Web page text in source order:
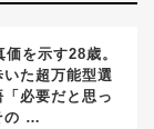
を示す28歳。
た超万能型選
必要だと思っ
の …